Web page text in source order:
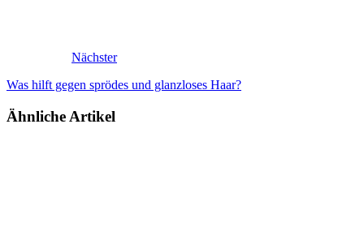
Nächster
Was hilft gegen sprödes und glanzloses Haar?
Ähnliche Artikel